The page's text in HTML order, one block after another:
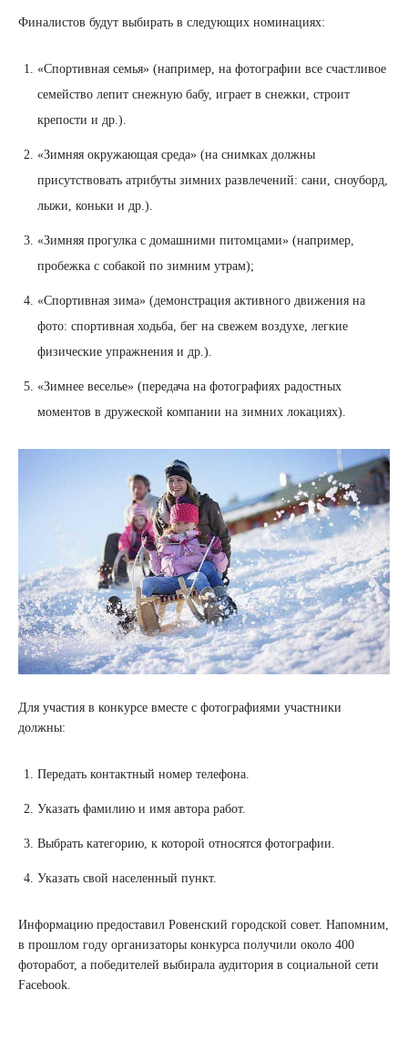
Финалистов будут выбирать в следующих номинациях:
«Спортивная семья» (например, на фотографии все счастливое
семейство лепит снежную бабу, играет в снежки, строит
крепости и др.).
«Зимняя окружающая среда» (на снимках должны
присутствовать атрибуты зимних развлечений: сани, сноуборд,
лыжи, коньки и др.).
«Зимняя прогулка с домашними питомцами» (например,
пробежка с собакой по зимним утрам);
«Спортивная зима» (демонстрация активного движения на
фото: спортивная ходьба, бег на свежем воздухе, легкие
физические упражнения и др.).
«Зимнее веселье» (передача на фотографиях радостных
моментов в дружеской компании на зимних локациях).
Для участия в конкурсе вместе с фотографиями участники
должны:
Передать контактный номер телефона.
Указать фамилию и имя автора работ.
Выбрать категорию, к которой относятся фотографии.
Указать свой населенный пункт.
Информацию предоставил Ровенский городской совет. Напомним,
в прошлом году организаторы конкурса получили около 400
фоторабот, а победителей выбирала аудитория в социальной сети
Facebook.